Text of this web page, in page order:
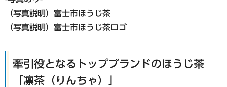
（写真説明）富士市ほうじ茶
（写真説明）富士市ほうじ茶ロゴ
牽引役となるトップブランドのほうじ茶
「凛茶（りんちゃ）」